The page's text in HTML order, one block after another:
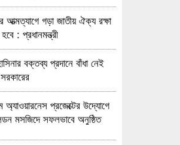
আত্মত্যাগে গড়া জাতীয় ঐক্য রক্ষা
: প্রধানমন্ত্রী
বক্তব্য প্রদানে বাঁধা নেই
অ্যাওয়ারনেস প্রজেক্টের উদ্যোগে
মসজিদে সফলভাবে অনুষ্ঠিত